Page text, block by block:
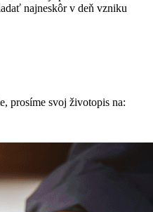
najneskôr v deň vzniku
prosíme svoj životopis na: